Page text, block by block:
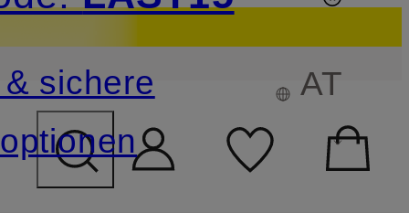
ÜBERSPRINGEN
sichere
AT